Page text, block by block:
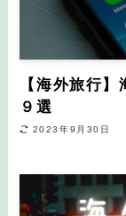
【海外旅行
９選
2023年9月30日